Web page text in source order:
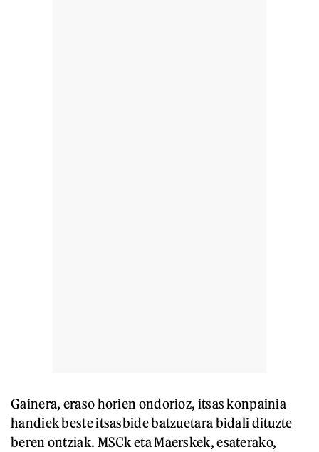
Gainera, eraso horien ondorioz, itsas konpainia
handiek beste itsasbide batzuetara bidali dituzte
beren ontziak. MSCk eta Maerskek, esaterako,